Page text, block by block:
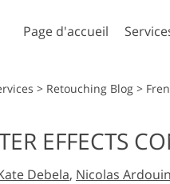
Page d'accueil
de
Actions Photoshop
Pinceaux
Superpositions
> Retouching Blog >
EFFECTS
Debela, Nicolas Ardouin